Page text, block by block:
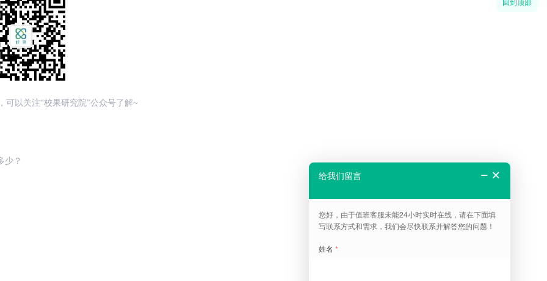
可以关注“校果研究院”公众号了解~
少？
回到顶部